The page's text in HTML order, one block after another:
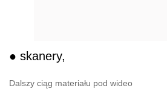
● skanery,
Dalszy ciąg materiału pod wideo